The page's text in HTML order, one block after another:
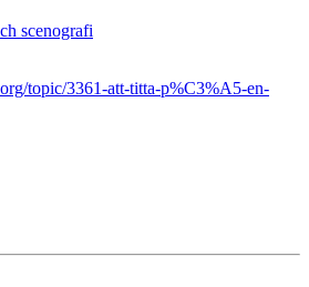
scenografi
topic/3361-att-titta-p%C3%A5-en-